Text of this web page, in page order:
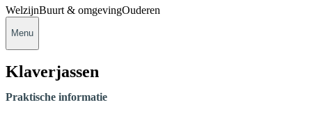
WelzijnBuurt & omgevingOuderen
Menu
Klaverjassen
Praktische informatie